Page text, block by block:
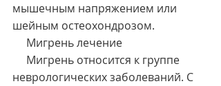
мышечным напряжением или
шейным остеохондрозом.
     Мигрень лечение
неврологических заболеваний. С